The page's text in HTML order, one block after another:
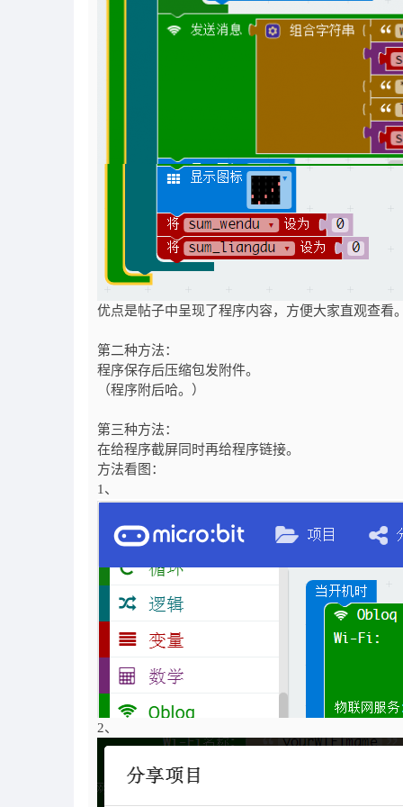
优点是帖子中呈现了程序内容，方便大家直观查看
第二种方法：
程序保存后压缩包发附件。
（程序附后哈。）
第三种方法：
在给程序截屏同时再给程序链接。
方法看图：
1、
2、